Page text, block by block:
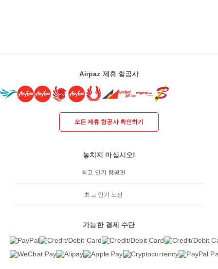
Airpaz 제휴 항공사
모든 제휴 항공사 확인하기
놓치지 마십시오!
최고 인기 항공편
최고 인기 노선
가능한 결제 수단